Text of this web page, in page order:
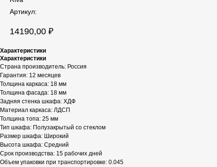
Артикул:
14190,00 ₽
Характеристики
Характеристики
Страна производитель: Россия
Гарантия: 12 месяцев
Толщина каркаса: 18 мм
Толщина фасада: 18 мм
Задняя стенка шкафа: ХДФ
Материал каркаса: ЛДСП
Толщина топа: 25 мм
Тип шкафа: Полузакрытый со стеклом
Размер шкафа: Широкий
Высота шкафа: Средний
Срок производства: 15 рабочих дней
Объем упаковки при транспортировке: 0.045